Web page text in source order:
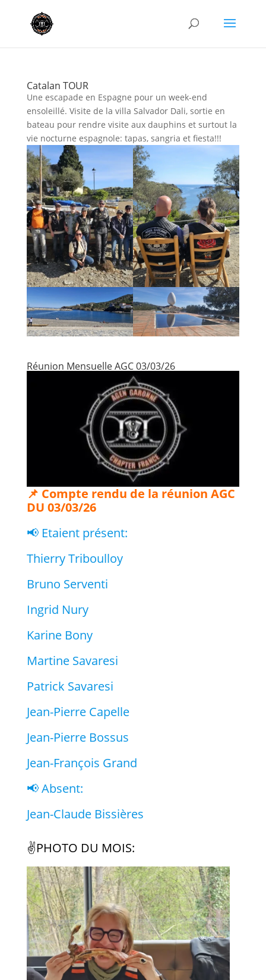
Catalan TOUR
Une escapade en Espagne pour un week-end
ensoleillé. Visite de la villa Salvador Dali, sortie en
bateau pour rendre visite aux dauphins et surtout la
vie nocturne espagnole: tapas, sangria et fiesta!!!
Réunion Mensuelle AGC 03/03/26
📌 Compte rendu de la réunion AGC
DU 03/03/26
📢 Etaient présent:
Thierry Triboulloy
Bruno Serventi
Ingrid Nury
Karine Bony
Martine Savaresi
Patrick Savaresi
Jean-Pierre Capelle
Jean-Pierre Bossus
Jean-François Grand
📢 Absent:
Jean-Claude Bissières
✌️PHOTO DU MOIS: